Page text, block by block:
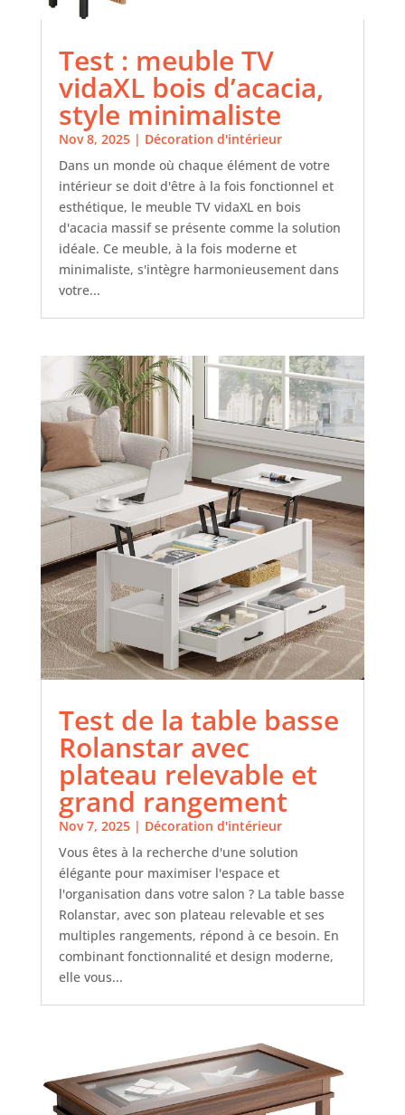
Test : meuble TV
vidaXL bois d’acacia,
style minimaliste
Nov 8, 2025| Décoration d'intérieur
Dans un monde où chaque élément de votre
intérieur se doit d'être à la fois fonctionnel et
esthétique, le meuble TV vidaXL en bois
d'acacia massif se présente comme la solution
idéale. Ce meuble, à la fois moderne et
minimaliste, s'intègre harmonieusement dans
votre...
Test de la table basse
Rolanstar avec
plateau relevable et
grand rangement
Nov 7, 2025| Décoration d'intérieur
Vous êtes à la recherche d'une solution
élégante pour maximiser l'espace et
l'organisation dans votre salon ? La table basse
Rolanstar, avec son plateau relevable et ses
multiples rangements, répond à ce besoin. En
combinant fonctionnalité et design moderne,
elle vous...